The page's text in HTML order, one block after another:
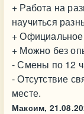
+ Работа на
научиться
+
+ Можно без
- Смены по 12
- Отсутствие
месте.
Максим,